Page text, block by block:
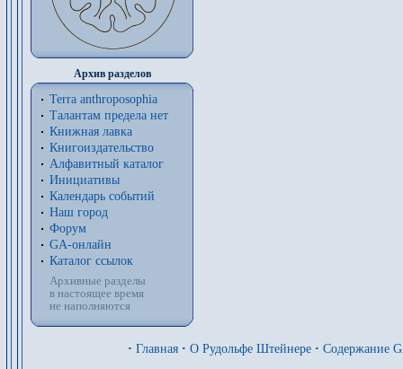
Архив разделов
Terra anthroposophia
Талантам предела нет
Книжная лавка
Книгоиздательство
Алфавитный каталог
Инициативы
Календарь событий
Наш город
Форум
GA-онлайн
Каталог ссылок
Архивные разделы
в настоящее время
не наполняются
· Главная · О Рудольфе Штейнере · Содержание